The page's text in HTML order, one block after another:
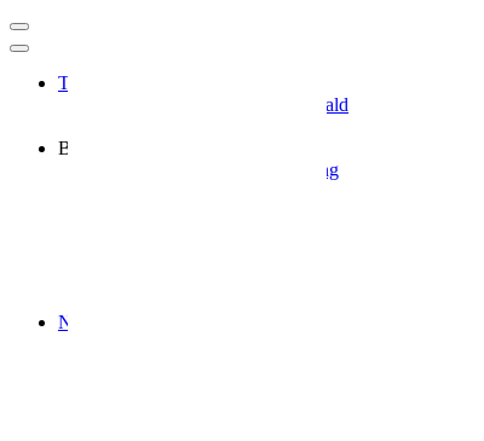
Trekking Odenwald
Naturpark Neckartal-Odenwald
Buchung
Allgemeine Infos zur Nutzung
Naturschutz auf Tour